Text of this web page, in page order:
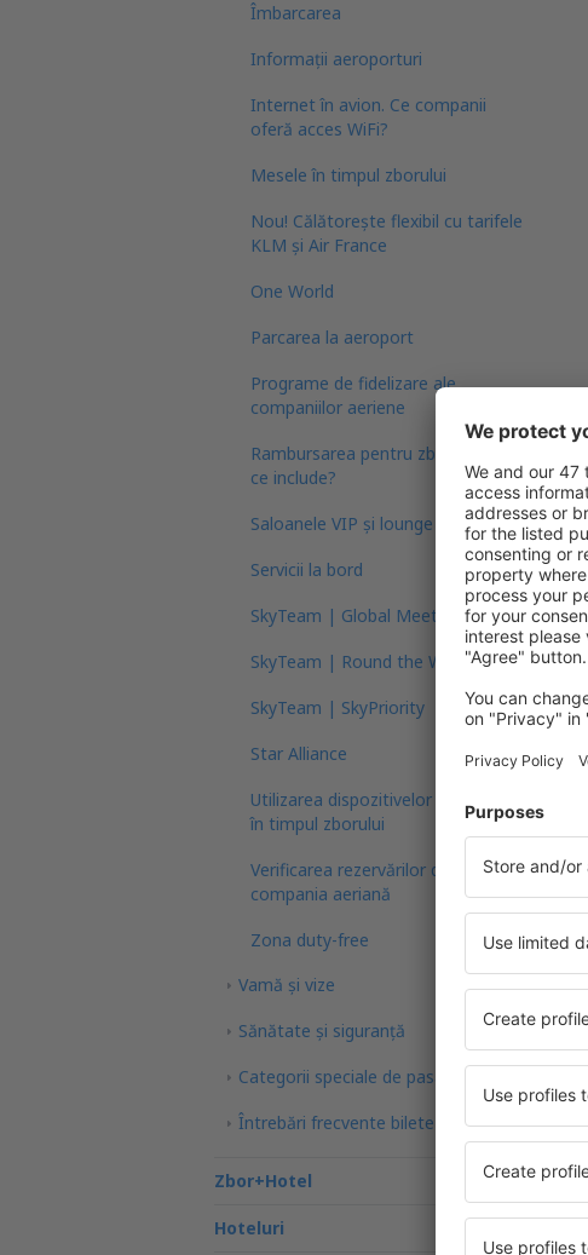
Îmbarcarea
Informații aeroporturi
Internet în avion. Ce companii
oferă acces WiFi?
Mesele în timpul zborului
Nou! Călătoreşte flexibil cu tarifele
KLM și Air France
One World
Parcarea la aeroport
Programe de fidelizare ale
companiilor aeriene
Rambursarea pentru zbor anulat:
ce include?
Saloanele VIP și lounge
Servicii la bord
SkyTeam | Global Meetings
SkyTeam | Round the World
SkyTeam | SkyPriority
Star Alliance
Utilizarea dispozitivelor electronice
în timpul zborului
Verificarea rezervărilor de către
compania aeriană
Zona duty-free
Vamă și vize
Sănătate și siguranță
Categorii speciale de pasageri
Întrebări frecvente bilete de avion
Zbor+Hotel
Hoteluri